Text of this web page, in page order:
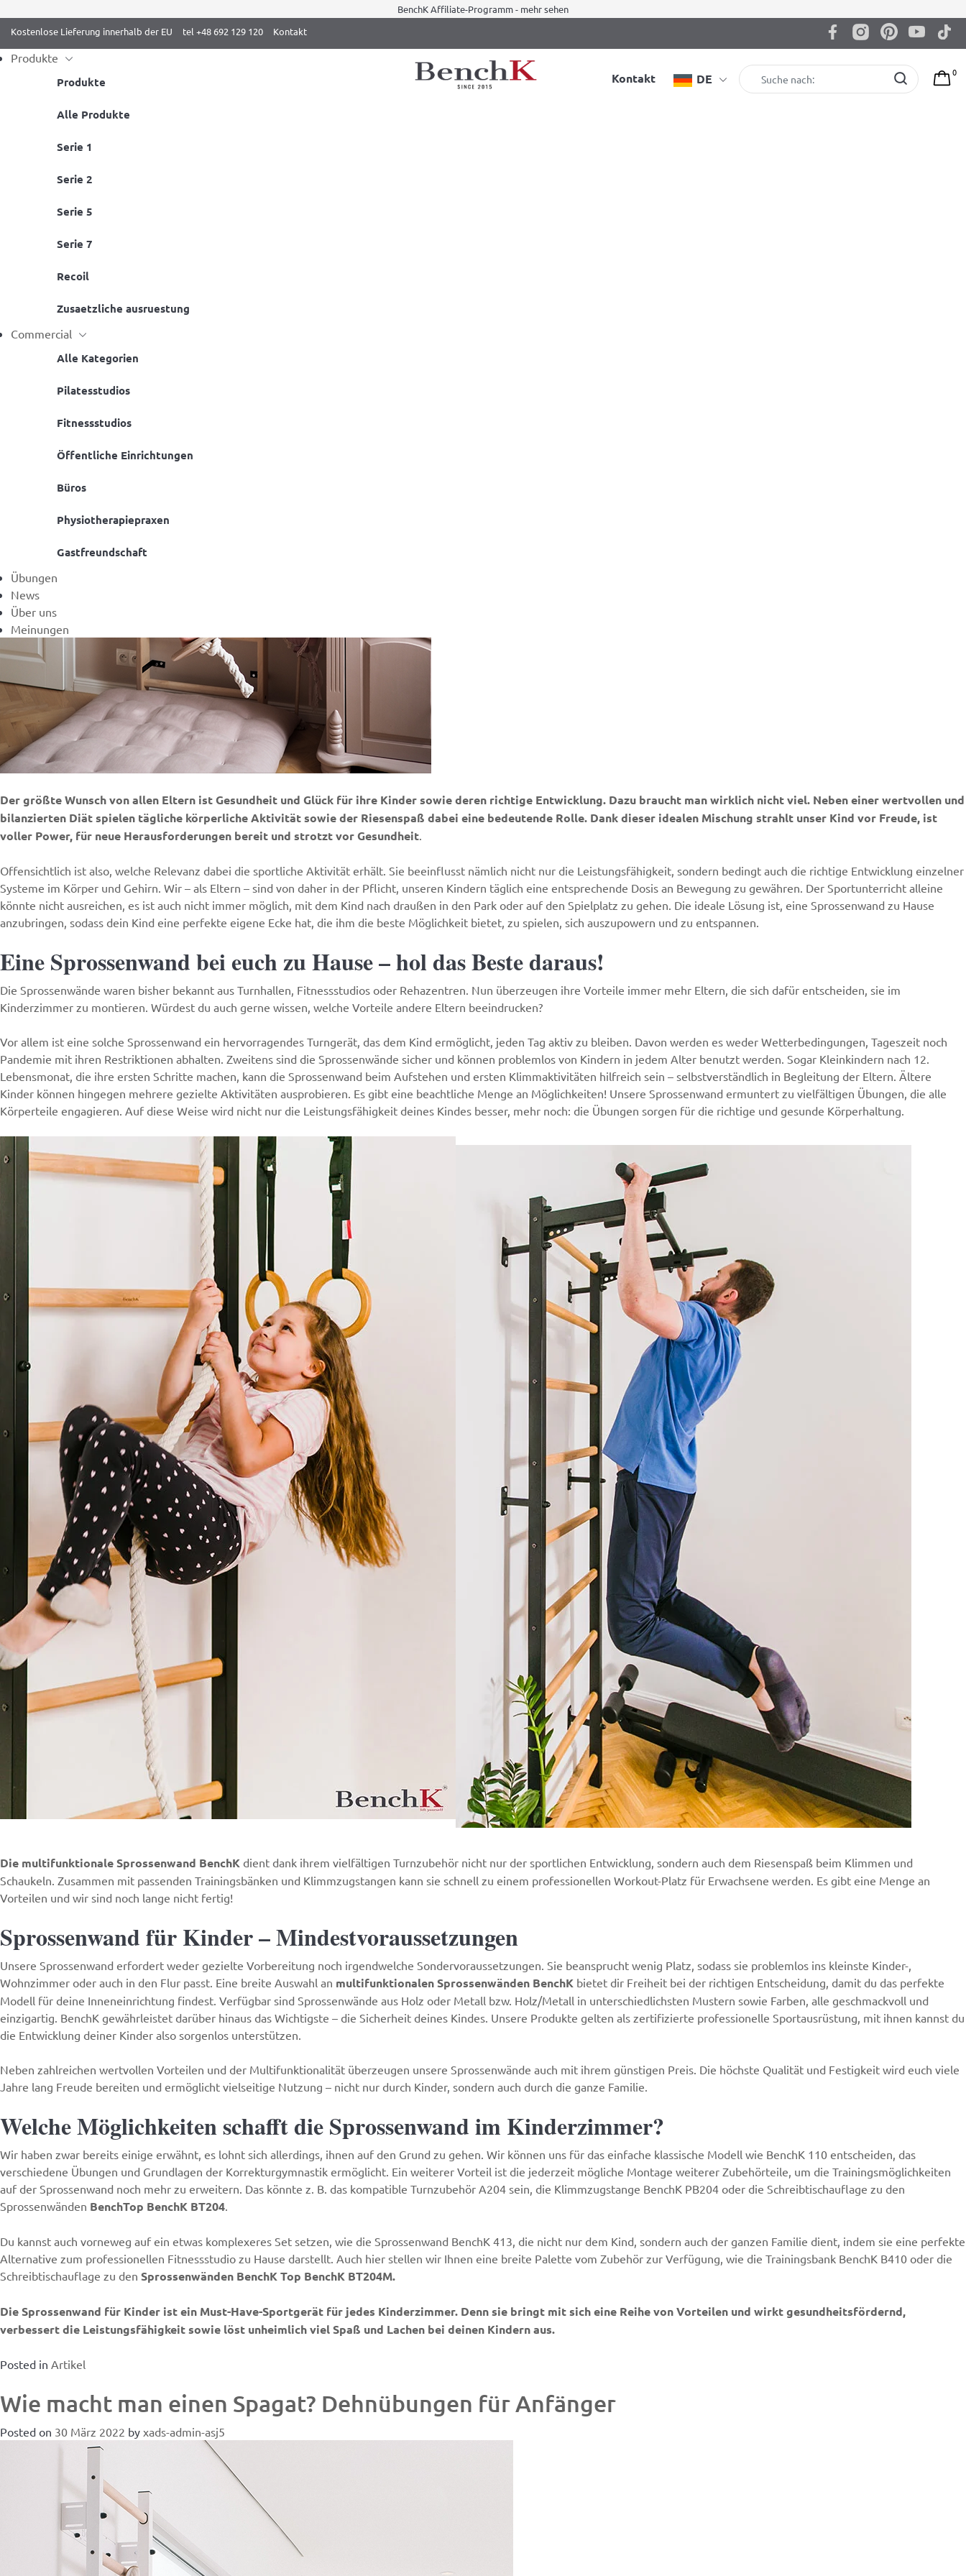
BenchK Affiliate-Programm - mehr sehen
Kostenlose Lieferung innerhalb der EU
tel +48 692 129 120 Kontakt
Produkte
Produkte
Alle Produkte
Serie 1
Serie 2
Serie 5
Serie 7
Recoil
Zusaetzliche ausruestung
Commercial
Alle Kategorien
Pilatesstudios
Fitnessstudios
Öffentliche Einrichtungen
Büros
Physiotherapiepraxen
Gastfreundschaft
Übungen
News
Über uns
Meinungen
Kontakt DE 0
Monat:März 2022
Der größte Wunsch von allen Eltern ist Gesundheit und Glück für ihre Kinder sowie deren richtige Entwicklung. Dazu braucht man wirklich nicht viel. Neben einer wertvollen und
bilanzierten Diät spielen tägliche körperliche Aktivität sowie der Riesenspaß dabei eine bedeutende Rolle. Dank dieser idealen Mischung strahlt unser Kind vor Freude, ist
voller Power, für neue Herausforderungen bereit und strotzt vor Gesundheit.
Offensichtlich ist also, welche Relevanz dabei die sportliche Aktivität erhält. Sie beeinflusst nämlich nicht nur die Leistungsfähigkeit, sondern bedingt auch die richtige Entwicklung einzelner
Systeme im Körper und Gehirn. Wir – als Eltern – sind von daher in der Pflicht, unseren Kindern täglich eine entsprechende Dosis an Bewegung zu gewähren. Der Sportunterricht alleine
könnte nicht ausreichen, es ist auch nicht immer möglich, mit dem Kind nach draußen in den Park oder auf den Spielplatz zu gehen. Die ideale Lösung ist, eine Sprossenwand zu Hause
anzubringen, sodass dein Kind eine perfekte eigene Ecke hat, die ihm die beste Möglichkeit bietet, zu spielen, sich auszupowern und zu entspannen.
Eine Sprossenwand bei euch zu Hause – hol das Beste daraus!
Die Sprossenwände waren bisher bekannt aus Turnhallen, Fitnessstudios oder Rehazentren. Nun überzeugen ihre Vorteile immer mehr Eltern, die sich dafür entscheiden, sie im
Kinderzimmer zu montieren. Würdest du auch gerne wissen, welche Vorteile andere Eltern beeindrucken?
Vor allem ist eine solche Sprossenwand ein hervorragendes Turngerät, das dem Kind ermöglicht, jeden Tag aktiv zu bleiben. Davon werden es weder Wetterbedingungen, Tageszeit noch
Pandemie mit ihren Restriktionen abhalten. Zweitens sind die Sprossenwände sicher und können problemlos von Kindern in jedem Alter benutzt werden. Sogar Kleinkindern nach 12.
Lebensmonat, die ihre ersten Schritte machen, kann die Sprossenwand beim Aufstehen und ersten Klimmaktivitäten hilfreich sein – selbstverständlich in Begleitung der Eltern. Ältere
Kinder können hingegen mehrere gezielte Aktivitäten ausprobieren. Es gibt eine beachtliche Menge an Möglichkeiten! Unsere Sprossenwand ermuntert zu vielfältigen Übungen, die alle
Körperteile engagieren. Auf diese Weise wird nicht nur die Leistungsfähigkeit deines Kindes besser, mehr noch: die Übungen sorgen für die richtige und gesunde Körperhaltung.
Die multifunktionale Sprossenwand BenchK dient dank ihrem vielfältigen Turnzubehör nicht nur der sportlichen Entwicklung, sondern auch dem Riesenspaß beim Klimmen und
Schaukeln. Zusammen mit passenden Trainingsbänken und Klimmzugstangen kann sie schnell zu einem professionellen Workout-Platz für Erwachsene werden. Es gibt eine Menge an
Vorteilen und wir sind noch lange nicht fertig!
Sprossenwand für Kinder – Mindestvoraussetzungen
Unsere Sprossenwand erfordert weder gezielte Vorbereitung noch irgendwelche Sondervoraussetzungen. Sie beansprucht wenig Platz, sodass sie problemlos ins kleinste Kinder-,
Wohnzimmer oder auch in den Flur passt. Eine breite Auswahl an multifunktionalen Sprossenwänden BenchK bietet dir Freiheit bei der richtigen Entscheidung, damit du das perfekte
Modell für deine Inneneinrichtung findest. Verfügbar sind Sprossenwände aus Holz oder Metall bzw. Holz/Metall in unterschiedlichsten Mustern sowie Farben, alle geschmackvoll und
einzigartig. BenchK gewährleistet darüber hinaus das Wichtigste – die Sicherheit deines Kindes. Unsere Produkte gelten als zertifizierte professionelle Sportausrüstung, mit ihnen kannst du
die Entwicklung deiner Kinder also sorgenlos unterstützen.
Neben zahlreichen wertvollen Vorteilen und der Multifunktionalität überzeugen unsere Sprossenwände auch mit ihrem günstigen Preis. Die höchste Qualität und Festigkeit wird euch viele
Jahre lang Freude bereiten und ermöglicht vielseitige Nutzung – nicht nur durch Kinder, sondern auch durch die ganze Familie.
Welche Möglichkeiten schafft die Sprossenwand im Kinderzimmer?
Wir haben zwar bereits einige erwähnt, es lohnt sich allerdings, ihnen auf den Grund zu gehen. Wir können uns für das einfache klassische Modell wie BenchK 110 entscheiden, das
verschiedene Übungen und Grundlagen der Korrekturgymnastik ermöglicht. Ein weiterer Vorteil ist die jederzeit mögliche Montage weiterer Zubehörteile, um die Trainingsmöglichkeiten
auf der Sprossenwand noch mehr zu erweitern. Das könnte z. B. das kompatible Turnzubehör A204 sein, die Klimmzugstange BenchK PB204 oder die Schreibtischauflage zu den
Sprossenwänden BenchTop BenchK BT204.
Du kannst auch vorneweg auf ein etwas komplexeres Set setzen, wie die Sprossenwand BenchK 413, die nicht nur dem Kind, sondern auch der ganzen Familie dient, indem sie eine perfekte
Alternative zum professionellen Fitnessstudio zu Hause darstellt. Auch hier stellen wir Ihnen eine breite Palette vom Zubehör zur Verfügung, wie die Trainingsbank BenchK B410 oder die
Schreibtischauflage zu den Sprossenwänden BenchK Top BenchK BT204M.
Die Sprossenwand für Kinder ist ein Must-Have-Sportgerät für jedes Kinderzimmer. Denn sie bringt mit sich eine Reihe von Vorteilen und wirkt gesundheitsfördernd,
verbessert die Leistungsfähigkeit sowie löst unheimlich viel Spaß und Lachen bei deinen Kindern aus.
Posted in Artikel
Wie macht man einen Spagat? Dehnübungen für Anfänger
Posted on 30 März 2022 by xads-admin-asj5